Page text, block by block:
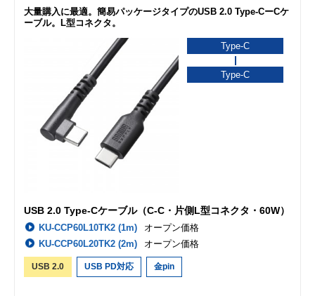
大量購入に最適。簡易パッケージタイプのUSB 2.0 Type-CーCケ
ーブル。L型コネクタ。
Type-C
Type-C
USB 2.0 Type-Cケーブル（C-C・片側L型コネクタ・60W）
KU-CCP60L10TK2 (1m)
オープン価格
KU-CCP60L20TK2 (2m)
オープン価格
USB 2.0 USB PD対応 金pin